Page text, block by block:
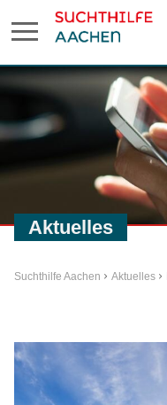
Aktuelles
Suchthilfe Aachen Aktuelles